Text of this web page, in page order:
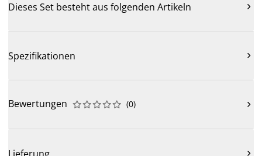
Dieses Set besteht aus folgenden Artikeln 
Spezifikationen 
Bewertungen 




 (0) 
